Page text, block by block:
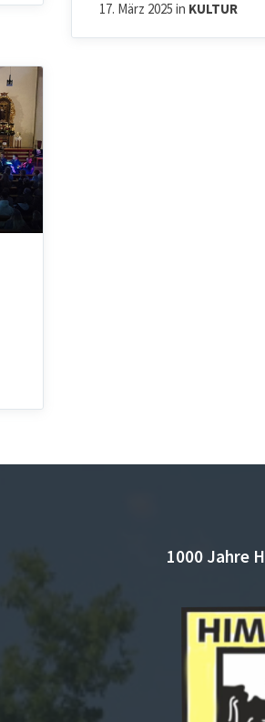
17. März 2025in KULTUR
1000 Jahre